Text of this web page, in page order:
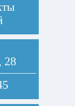
28